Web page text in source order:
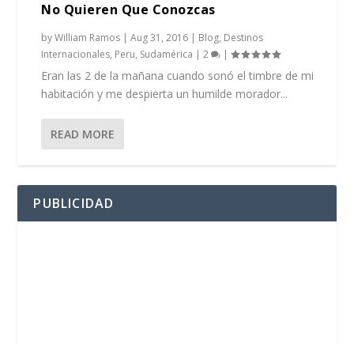
No Quieren Que Conozcas
byWilliam Ramos |Aug 31, 2016 | Blog, Destinos
Internacionales, Peru, Sudamérica |2 |
Eran las 2 de la mañana cuando sonó el timbre de mi
habitación y me despierta un humilde morador...
READ MORE
PUBLICIDAD